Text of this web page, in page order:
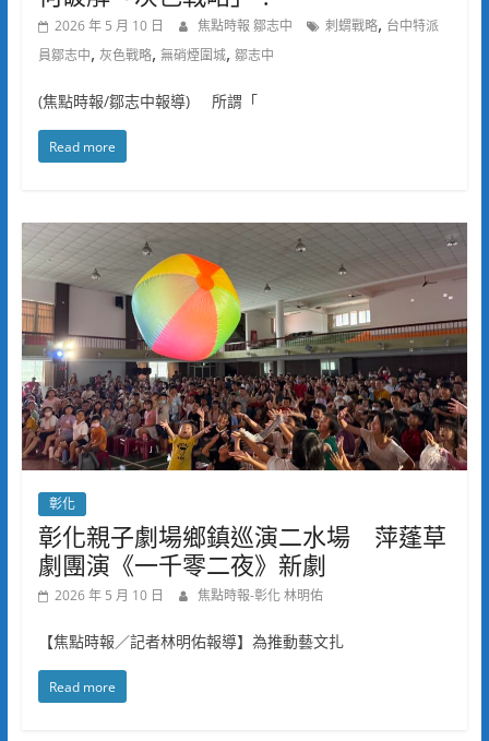
2026 年 5 月 10 日 焦點時報 鄒志中 刺蝟戰略, 台中特派
員鄒志中, 灰色戰略, 無硝煙圍城, 鄒志中
(焦點時報/鄒志中報導) 所謂「
Read more
彰化
彰化親子劇場鄉鎮巡演二水場 萍蓬草
劇團演《一千零二夜》新劇
2026 年 5 月 10 日 焦點時報-彰化 林明佑
【焦點時報／記者林明佑報導】為推動藝文扎
Read more